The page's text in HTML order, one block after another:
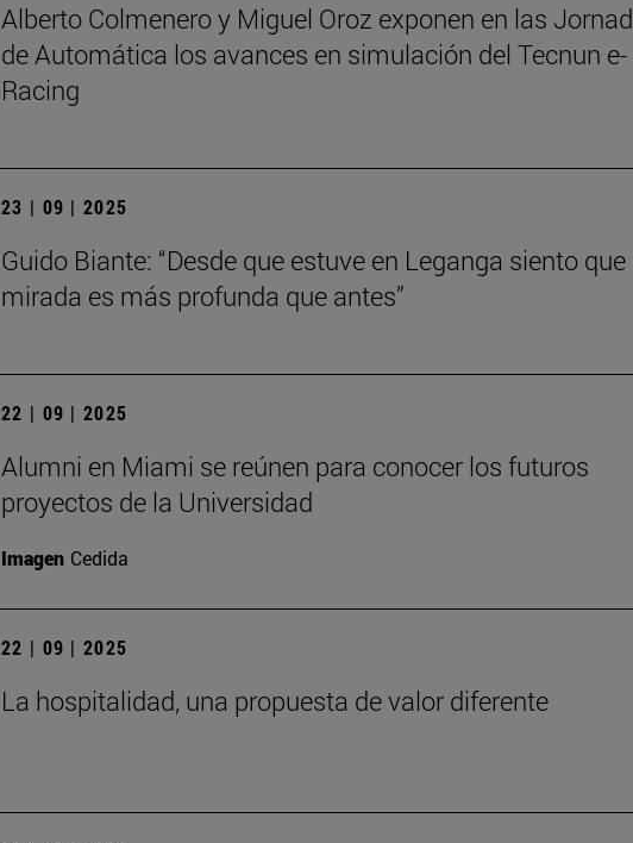
Alberto Colmenero y Miguel Oroz exponen en las
de Automática los avances en simulación del Tecnun e-
Racing
23 | 09 | 2025
Guido Biante: “Desde que estuve en Leganga siento
mirada es más profunda que antes”
22 | 09 | 2025
Alumni en Miami se reúnen para conocer los futuros
proyectos de la Universidad
Imagen Cedida
22 | 09 | 2025
La hospitalidad, una propuesta de valor diferente